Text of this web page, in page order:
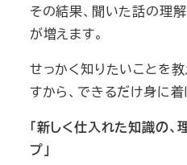
その結果、聞いた話の理
が増えます。
せっかく知りたいことを
すから、できるだけ身に着
「新しく仕入れた知識の
プ」